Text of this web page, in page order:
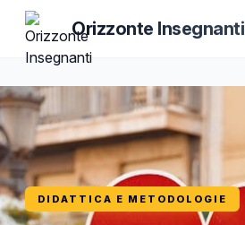
Orizzonte Insegnanti
DIDATTICA E METODOLOGIE